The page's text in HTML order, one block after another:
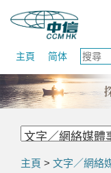
主頁 简体
主頁 > 文字／網絡